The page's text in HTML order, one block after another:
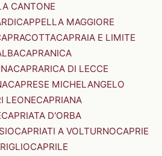
CANTONE
CAPPELLA MAGGIORE
CAPRAIA E LIMITE
CAPRANICA
CAPRARICA DI LECCE
CAPRESE MICHELANGELO
LEONECAPRIANA
CAPRIATA D'ORBA
CAPRIATI A VOLTURNOCAPRIE
CAPRILE